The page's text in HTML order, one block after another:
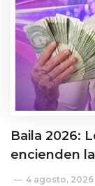
Baila 2026:
encienden
4 agosto, 2026